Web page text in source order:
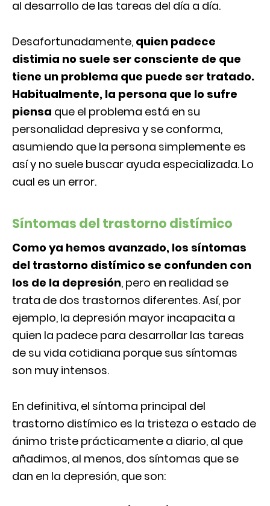
al desarrollo de las tareas del día a día.
Desafortunadamente, quien padece
distimia no suele ser consciente de que
tiene un problema que puede ser tratado.
Habitualmente, la persona que lo sufre
piensa que el problema está en su
personalidad depresiva y se conforma,
asumiendo que la persona simplemente es
así y no suele buscar ayuda especializada. Lo
cual es un error.
Síntomas del trastorno distímico
Como ya hemos avanzado, los síntomas
del trastorno distímico se confunden con
los de la depresión, pero en realidad se
trata de dos trastornos diferentes. Así, por
ejemplo, la depresión mayor incapacita a
quien la padece para desarrollar las tareas
de su vida cotidiana porque sus síntomas
son muy intensos.
En definitiva, el síntoma principal del
trastorno distímico es la tristeza o estado de
ánimo triste prácticamente a diario, al que
añadimos, al menos, dos síntomas que se
dan en la depresión, que son: